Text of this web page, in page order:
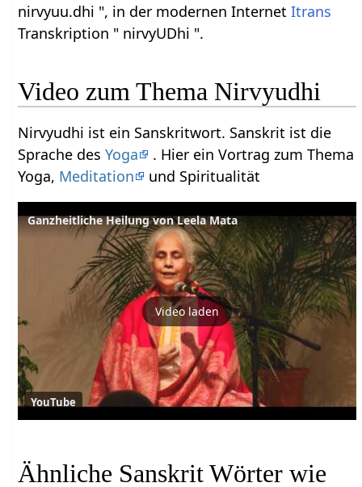
nirvyuu.dhi ", in der modernen InternetItrans
Transkription " nirvyUDhi ".
Video zum Thema Nirvyudhi
Nirvyudhi ist ein Sanskritwort. Sanskrit ist die
Sprache desYoga
. Hier ein Vortrag zum Thema
Yoga, Meditation und Spiritualität
Ganzheitliche Heilung von Leela Mata
Video laden
YouTube
Ähnliche Sanskrit Wörter wie